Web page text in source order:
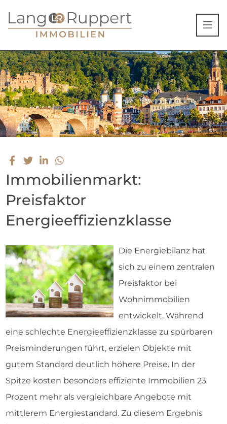
Immobilienmarkt:
Preisfaktor
Energieeffizienzklasse
Die Energiebilanz hat
sich zu einem zentralen
Preisfaktor bei
Wohnimmobilien
entwickelt. Während
eine schlechte Energieeffizienzklasse zu spürbaren
Preisminderungen führt, erzielen Objekte mit
gutem Standard deutlich höhere Preise. In der
Spitze kosten besonders effiziente Immobilien 23
Prozent mehr als vergleichbare Angebote mit
mittlerem Energiestandard. Zu diesem Ergebnis